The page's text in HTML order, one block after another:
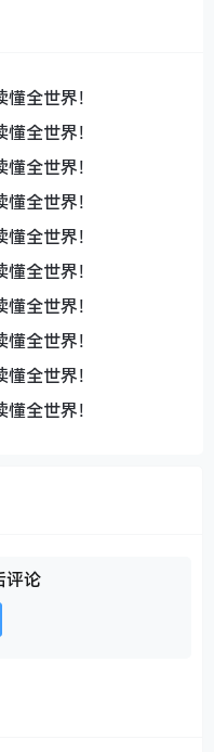
全世界！
全世界！
全世界！
全世界！
全世界！
全世界！
全世界！
全世界！
全世界！
全世界！
评论